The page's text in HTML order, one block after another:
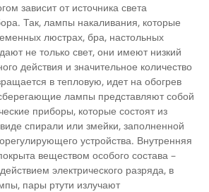
зависит от источника света
Так, лампы накаливания, которые
люстрах, бра, настольных
не только свет, они имеют низкий
действия и значительное количество
в тепловую, идет на обогрев
лампы представляют собой
приборы, которые состоят из
спирали или змейки, заполненной
устройства. Внутренняя
веществом особого состава –
электрического разряда, в
пары ртути излучают